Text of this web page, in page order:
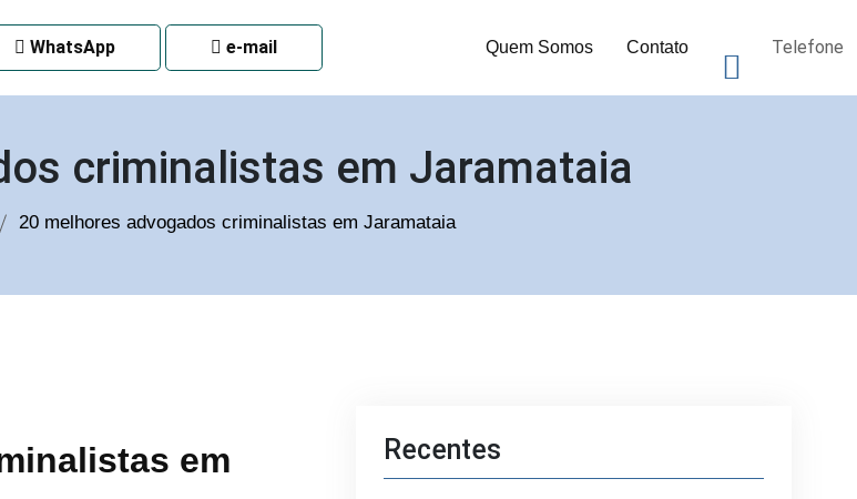
WhatsApp e-mail Quem Somos Contato Telefone
criminalistas em Jaramataia
20 melhores advogados criminalistas em Jaramataia
em
Recentes